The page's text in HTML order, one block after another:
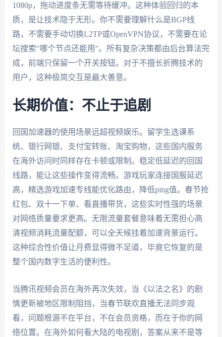
1080p，拖动进度条无需等待缓冲。这种体验回归的本
质，是让技术隐于无形。你不需要理解什么是BGP线
路，不需要手动切换L2TP或OpenVPN协议，不需要在论
坛搜索"哪个节点还能用"。所有复杂决策都由后台算法完
成，前端只保留一个开关按钮。对于不擅长折腾技术的
用户，这种极简交互是最大善意。
长期价值：不止于追剧
回国加速器的使用场景远超视频娱乐。留学生选课系
统、银行网银、支付宝转账、淘宝购物，这些国内服务
在海外访问时同样存在卡顿或限制。稳定低延迟的回国
线路，能让这些操作变得流畅。游戏玩家连接国服延迟
高，精选游戏加速专线能优化路由，降低ping值。春节抢
红包、双十一下单、看直播带货，这些实时性强的场景
对网络质量要求更高。无限流量套餐意味着无需担心高
清视频消耗流量配额，可以全天候挂着加速背景运行。
这种综合性价值让月费显得微不足道，毕竟它恢复的是
整个国内数字生活的便利性。
当腾讯视频会员在海外再次失效，当《以法之名》的剧
情更新被地区限制阻挡，当春节联欢直播无法同步观
看，问题根源不在平台，不在会员资格，而在于你的网
络位置。在海外如何看大陆的电视剧，答案从来不是等